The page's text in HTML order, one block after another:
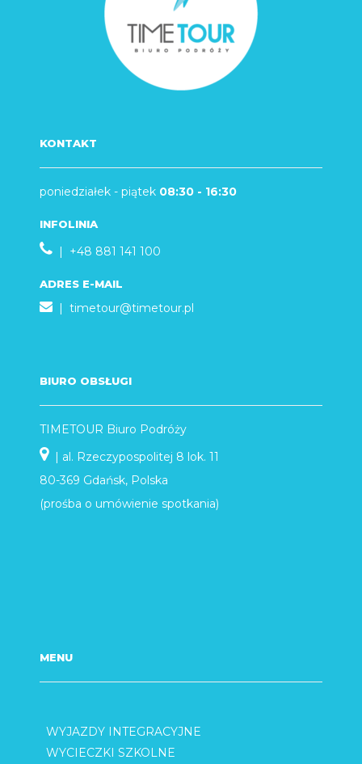
KONTAKT
poniedziałek - piątek 08:30 - 16:30
INFOLINIA
| +48 881 141 100
ADRES E-MAIL
| timetour@timetour.pl
BIURO OBSŁUGI
TIMETOUR Biuro Podróży
| al. Rzeczypospolitej 8 lok. 11
80-369 Gdańsk, Polska
(prośba o umówienie spotkania)
MENU
WYJAZDY INTEGRACYJNE
WYCIECZKI SZKOLNE